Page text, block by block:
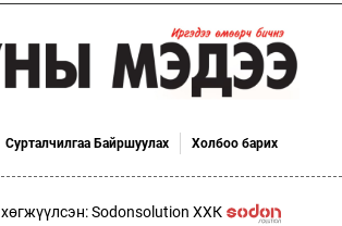
Сурталчилгаа Байршуулах Холбоо барих
Sodonsolution ХХК